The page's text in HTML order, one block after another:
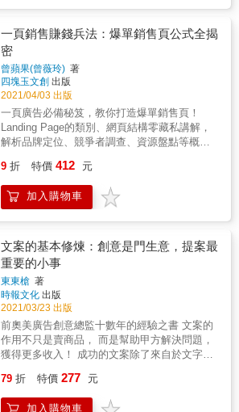
能迅速理解？假若自己是高層，這份企劃書是
不是能讓人爽快的簽核？ 從「客戶／現場的立
場」&mdash;&mdash; 你可以這樣想：檢視想
法是否符合現實？是否對現場有幫助？是不是
乾脆不要做反倒比較好？ 從「執行夥伴的立
場」&mdash;&mdash; 你需要這樣想：檢視日
後要在現場一起執行的利害關係人，是否也會
充分同意這個執行辦法？ 第三，要有一致性。
千萬不要忘記，拿到企劃書的讀者（高層或老
闆）有三種權利： 一、不需詢問你的權利。
二、只看一次的權利。三、只看重點的權利。
而事實上，他們也只會用這三種方式來讀你的
企劃書，所以你必須給他們邏輯流暢、不會分
散注意力的企劃書。要做到這種企劃，你就得
必須要有邏輯，前後呼應（詳細內容請見第一
章和第二章 ）。 頁面的一致性：格式都要按照
同一個標準。意思是指，企劃書的標題、頁
碼、標題起始位置等，全部要統一（詳細內容
請見第四章）。 當你知道寫企劃要考慮閱讀對
象後，就可以更加得心應手了。 這時，請用簡
單5步驟，來做企劃案，必能快速寫出神提案：
Step1：找出核心要點 挖掘出最重要的訊息，
為企劃書找出最大的價值。 Step2：建立結構
決定重點呈現的結構和排列。例如：要先呈現
加內文 用字句、圖形、表格三種方式，重新整
孫正義：「不是我的髮際線在後退，而是我一
海盜還比較有趣。」 & ◎創造感動、訊息直抵
人心的「赤裸裸法」 1.好好吃 &rarr; 好吃到起
雞皮疙瘩、腦中一片空白。 2.令人感動的提案
&rarr; 看了這個提案，我忍不住熱淚盈眶
&hellip;&hellip; & ◎只要使用，就能提高銷售
量的「頂尖法」 1.鹽酥雞 &rarr; 台灣第一家鹽
酥雞 2.很想上的課 &rarr; 世界上最想要上的課
& 【日常生活中，把「No」化為「Yes」的七
文案充滿渲染力，也能提高別人對你說「Yes」
法」 「請勿觸摸展品」 &rarr; 「展品表面塗有
藥劑，請勿觸摸」 & ◎讓人忍不住做出選擇的
「任君選擇法」 「要來個甜點嗎？」 &rarr;
「芒果布丁和抹茶冰淇淋，請問你要哪一個
呢？」 & ◎最基本但效果最強的「投其所好
法」 「不好意思，這件襯衫只剩架上這件現貨
了」&rarr; 「這一件賣得很好，只剩最後一件
了。」 & 人生有九成的事，你都可以從改善你
的表達力著手！ 說服人不是靠話術、寫文案也
不是靠天賦， 最簡單又有效的方法就在本書
中，一次搞定你人生煩惱的大小事！ & 日本頂
尖廣告大師告訴你，寫文案不是靠靈感，而是
靠方法！ 掌握正確方法，就能寫出讓人忘都忘
不掉的洗腦金句， 從今天開始，跟絞盡腦汁寫
不出文案的你說再見！ & ※附贈表達力祕方
很低？□ 絞盡腦汁想的文案和標題總是千篇一
律？□ 自認扣人心弦的文案，卻被業主認為沒
有記憶點？□ 幫廠商做品牌行銷規劃，業績卻
不如預期？……只是因為你還沒有「掌握品
味」寫出「精準的美感文案」◆只要透過精準
文字就能輕鬆地建構你的品牌【技巧1】營造想
像力，打動消費者描寫場景，運用烘托想像，
給符合該消費族群喜好的品味物件。【技巧2】
靠品味提升流量，接觸精準的消費族群深入了
解消費領域組成元素細節，達到長尾流量的效
費者因嚮往而埋單讓廣告中的形象為消費者扮
演比自己目前所處的階段更上層的人。【技巧
4】「暗示」心理學，提升社交價值照片素材、
醉在故事中。……等技巧。都在本書為您一一
解答。◆如何建立更清晰的品牌形象，讓消費
者下單、業主滿意？ 【步驟1】寫出提供的產
品或服務樣貌文案就是產品，提出文案與品牌
策略建議則是服務。【步驟2】寫出產品或服務
可能的使用場景寫出的文案適合使用在奢侈
品、房地產、觀光旅宿、生活風格品牌的網站
文案或者產品描述文案。【步驟3】在這些產品
費者購物時閱讀‧市場定位於中高端的企業主、
編輯記者正在尋找話題性的物件【步驟4】寫出
一頁銷售賺錢兵法：爆單銷售頁公式全揭
密
曾蘋果(曾薇玲) 著
四塊玉文創 出版
2021/04/03 出版
一頁廣告必備秘笈，教你打造爆單銷售頁！
Landing Page的類別、網頁結構零藏私講解，
解析品牌定位、競爭者調查、資源盤點等概
訣竅， 帶你用一頁廣告發揮導購力，把流量轉
換成金流！ & & 本書特色 ▶▶一頁廣告製作入
門X新手必備 除了介紹一頁廣告的類別、特色
下正確觀念的地基。 & ▶▶商品資源盤點X基
本概念 先從找到產品的獨特賣點、決定目標受
眾等，再到分析競爭者的優缺點與銷售頁架
構，最後盤點自家商品可製作成一頁廣告的資
源，本書帶你一步步正確定位自己的產品或服
QRcode教學 用NG和OK照片並列，說明影像
拍攝技巧；提供示範影片QRcode，讓大家能輕
鬆理解影片錄製秘訣；將空白PPT與實際網頁
對照圖解，學習網頁切版、結構so easy！
9 折 特價 412 元
加入購物車
文案的基本修煉：創意是門生意，提案最
重要的小事
東東槍 著
時報文化 出版
2021/03/23 出版
前奧美廣告創意總監十數年的經驗之書 文案的
作用不只是賣商品， 而是幫助甲方解決問題，
獲得更多收入！ 成功的文案除了來自於文字技
的明白！ 因為文案不是一場自high，文案是要
解決難題的人，須站在客戶的立場去構思一些
79 折 特價 277 元
加入購物車